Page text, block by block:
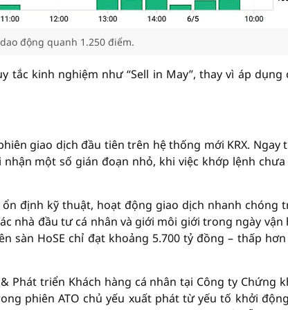
động quanh 1.250 điểm.
kinh nghiệm như “Sell in May”, thay vì áp dụng
giao dịch đầu tiên trên hệ thống mới KRX. Ngay
một số gián đoạn nhỏ, khi việc khớp lệnh
định kỹ thuật, hoạt động giao dịch nhanh chóng
nhà đầu tư cá nhân và giới môi giới trong ngày vận
sàn HoSE chỉ đạt khoảng 5.700 tỷ đồng – thấp
Phát triển Khách hàng cá nhân tại Công ty Chứng
phiên ATO chủ yếu xuất phát từ yếu tố khởi